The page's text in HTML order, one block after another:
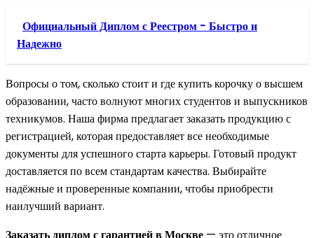
Официальный Диплом с Реестром - Быстро и
Надежно
Вопросы о том, сколько стоит и где купить корочку о высшем
образовании, часто волнуют многих студентов и выпускников
техникумов. Наша фирма предлагает заказать продукцию с
регистрацией, которая предоставляет все необходимые
документы для успешного старта карьеры. Готовый продукт
доставляется по всем стандартам качества. Выбирайте
надёжные и проверенные компании, чтобы приобрести
наилучший вариант.